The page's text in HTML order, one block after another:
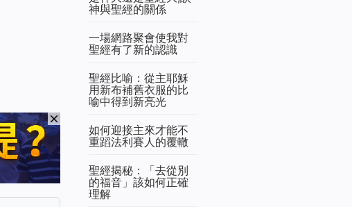
神與聖經的關係
一場網路聚會使我對
聖經有了新的認識
聖經比喻：從主耶穌
用新布補舊衣服的比
喻中得到新亮光
如何迎接主來才能不
重蹈法利賽人的覆轍
聖經揭秘：「去從別
的福音」該如何正確
理解